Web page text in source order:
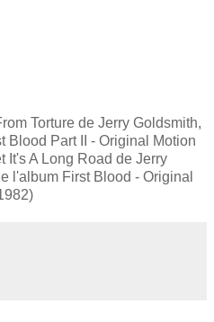
Torture de Jerry Goldsmith,
Blood Part II - Original Motion
It's A Long Road de Jerry
l'album First Blood - Original